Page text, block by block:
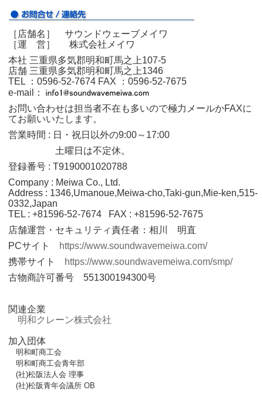
［店舗名］ サウンドウェーブメイワ
［運 営］ 株式会社メイワ
本社 三重県多気郡明和町馬之上107-5
店舗 三重県多気郡明和町馬之上1346
TEL ：0596‐52‐7674 FAX ：0596‐52‐7675
e-mail：
お問い合わせは担当者不在も多いので極力メールかFAXに
てお願いいたします。
営業時間 : 日・祝日以外の9:00～17:00
土曜日は不定休。
登録番号 : T9190001020788
Company : Meiwa Co., Ltd.
Address : 1346,Umanoue,Meiwa-cho,Taki-gun,Mie-ken,515-
0332,Japan
TEL : +81596-52-7674 FAX : +81596-52-7675
店舗運営・セキュリティ責任者：相川 明直
PCサイト
https://www.soundwavemeiwa.com/
携帯サイト
https://www.soundwavemeiwa.com/smp/
古物商許可番号 551300194300号
関連企業
明和クレーン株式会社
加入団体
明和町商工会
明和町商工会青年部
(社)松阪法人会 理事
(社)松阪青年会議所 OB